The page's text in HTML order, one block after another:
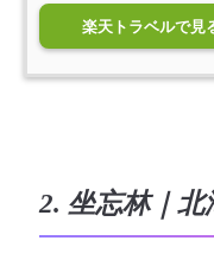
楽天トラベルで見
2. 坐忘林｜北